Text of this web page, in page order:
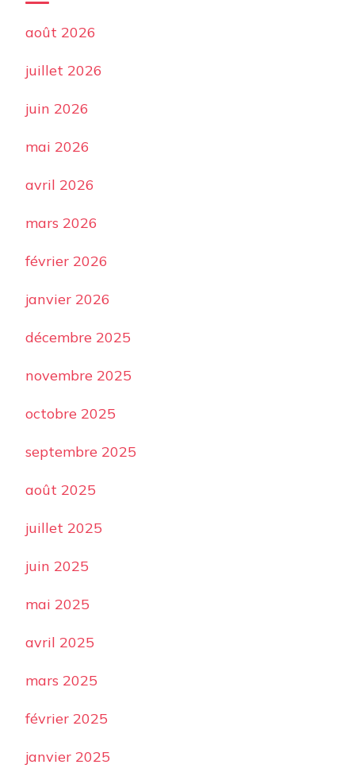
août 2026
juillet 2026
juin 2026
mai 2026
avril 2026
mars 2026
février 2026
janvier 2026
décembre 2025
novembre 2025
octobre 2025
septembre 2025
août 2025
juillet 2025
juin 2025
mai 2025
avril 2025
mars 2025
février 2025
janvier 2025